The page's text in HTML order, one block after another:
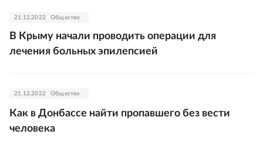
21.12.2022 Общество
В Крыму начали проводить операции для
лечения больных эпилепсией
21.12.2022 Общество
Как в Донбассе найти пропавшего без вести
человека